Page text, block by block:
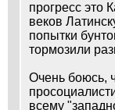
прогресс это
веков
попытки
тормозили
Очень боюсь,
всему